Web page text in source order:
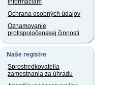
informáciám
Ochrana osobných údajov
Oznamovanie
protispoločenskej činnosti
Naše registre
Sprostredkovatelia
zamestnania za úhradu